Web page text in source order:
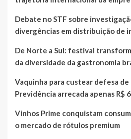
Debate no STF sobre
divergências em distribuição de
De Norte a Sul: festival
da diversidade da gastronomia
Vaquinha para custear defesa
Previdência arrecada apenas R$
Vinhos Prime conquistam
o mercado de rótulos premium